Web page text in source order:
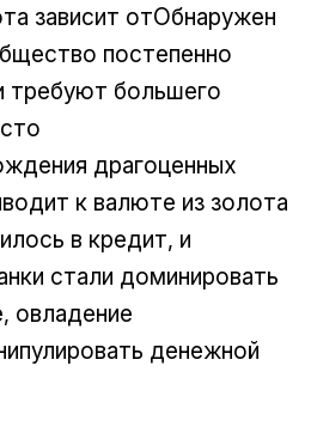
зависит отОбнаружен
постепенно
требуют большего
драгоценных
к валюте из золота
в кредит, и
стали доминировать
овладение
денежной